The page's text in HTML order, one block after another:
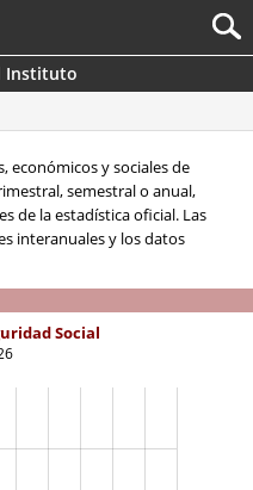
Instituto
económicos y sociales de
semestral o anual,
de la estadística oficial. Las
interanuales y los datos
Social